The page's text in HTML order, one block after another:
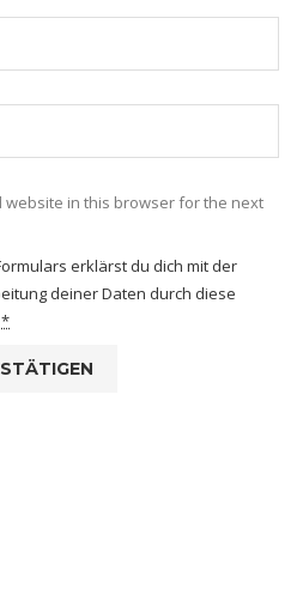
website in this browser for the next
erklärst du dich mit der
deiner Daten durch diese
*